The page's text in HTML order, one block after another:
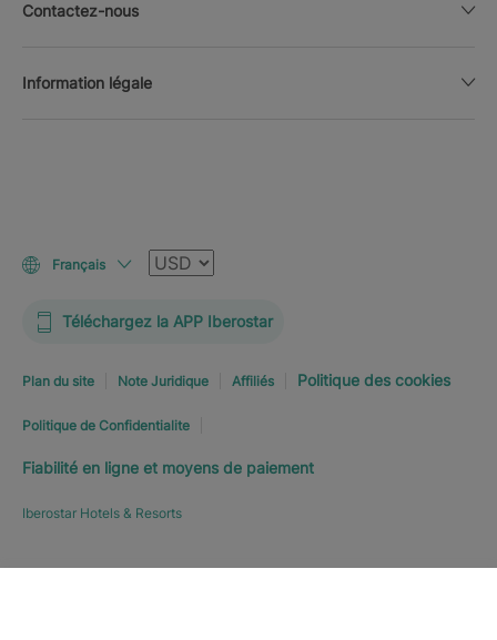
Contactez-nous
Information légale
Français Devise
Téléchargez la APP Iberostar
Plan du site Note Juridique Affiliés Politique des cookies
Politique de Confidentialite
Fiabilité en ligne et moyens de paiement
Iberostar Hotels & Resorts